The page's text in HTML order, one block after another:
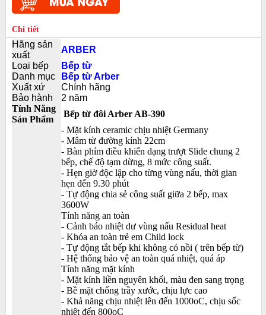
Chi tiết
Hãng sản
xuất
ARBER
Loại bếp
Bếp từ
Danh mục
Bếp từ Arber
Xuất xứ
Chính hãng
Bảo hành
2 năm
Tính Năng
Sản Phẩm
Bếp từ đôi Arber AB-390
- Mặt kính ceramic chịu nhiệt Germany
- Mâm từ đường kính 22cm
- Bàn phím điều khiển dạng trượt Slide chung 2
bếp, chế độ tạm dừng, 8 mức công suất.
- Hẹn giờ độc lập cho từng vùng nấu, thời gian
hẹn đến 9.30 phút
- Tự động chia sẻ công suất giữa 2 bếp, max
3600W
Tính năng an toàn
- Cảnh báo nhiệt dư vùng nấu Residual heat
- Khóa an toàn trẻ em Child lock
- Tự động tắt bếp khi không có nồi ( trên bếp từ)
- Hệ thống bảo vệ an toàn quá nhiệt, quá áp
Tính năng mặt kính
- Mặt kính liền nguyên khối, màu đen sang trọng
- Bề mặt chống trầy xước, chịu lực cao
- Khả năng chịu nhiệt lên đến 1000oC, chịu sốc
nhiệt đến 800oC